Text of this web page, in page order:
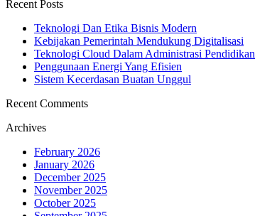
Recent Posts
Teknologi Dan Etika Bisnis Modern
Kebijakan Pemerintah Mendukung Digitalisasi
Teknologi Cloud Dalam Administrasi Pendidikan
Penggunaan Energi Yang Efisien
Sistem Kecerdasan Buatan Unggul
Recent Comments
Archives
February 2026
January 2026
December 2025
November 2025
October 2025